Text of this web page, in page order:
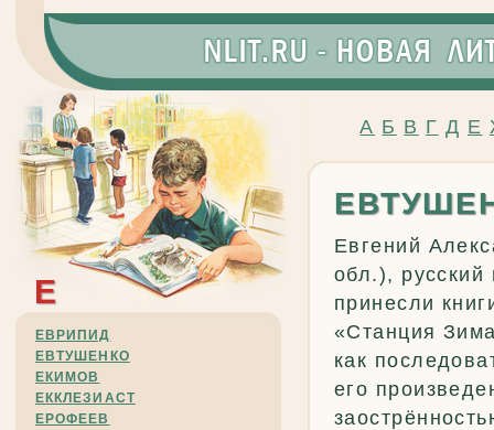
Е
ЕВРИПИД
ЕВТУШЕНКО
ЕКИМОВ
ЕККЛЕЗИАСТ
ЕРОФЕЕВ
А Б В Г Д Е
Евгений
обл.), русский
принесли
«Станция
как
его